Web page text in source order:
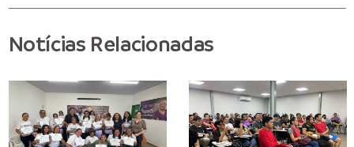
Notícias Relacionadas